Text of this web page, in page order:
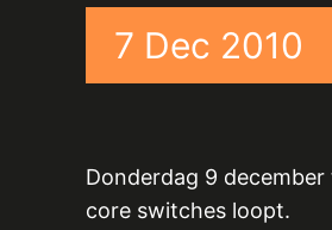
7 Dec 2010
Donderdag 9
core switches loopt.